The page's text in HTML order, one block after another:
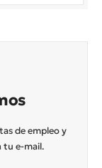
de empleo y
tu e-mail.